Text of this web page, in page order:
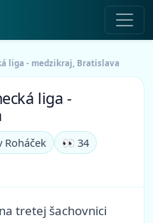
liga - medzikraj, Bratislava
liga -
👀 34
tretej šachovnici